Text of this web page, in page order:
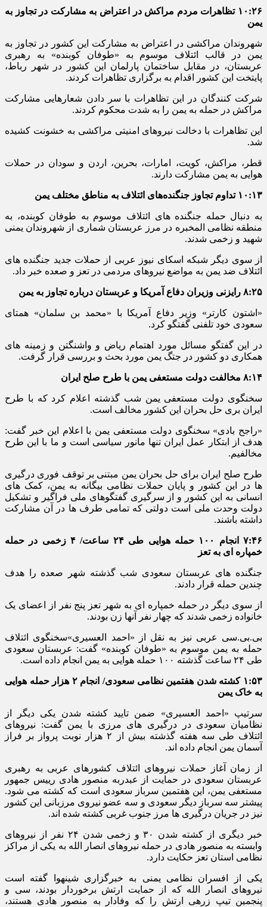
۱۰:۲۶ تظاهرات مردم مراکش در اعتراض به مشارکت در تجاوز به
یمن
شهروندان مراکشی در اعتراض به مشارکت این کشور در تجاوز به
یمن در قالب ائتلاف موسوم به «طوفان کوبنده» به رهبری
عربستان، در مقابل ساختمان پارلمان این کشور در شهر رباط،
پایتخت این کشور اقدام به برگزاری تظاهرات کردند.
شرکت کنندگان در این تظاهرات با سر دادن شعارهایی مشارکت
مراکش در حمله به یمن را به شدت محکوم کردند.
این تظاهرات با دخالت نیروهای امنیتی مراکشی به خشونت کشیده
شد.
قطر، مراکش، کویت، امارات، بحرین، اردن و سودان در حملات
هوایی به یمن مشارکت دارند.
۱۰:۱۳ تداوم تجاوز جنگنده‌های ائتلاف به مناطق مختلف یمن
به دنبال حمله جنگنده های ائتلاف موسوم به طوفان کوبنده، به
منطقه نظامی المخبره در مرز عربستان شماری از شهروندان یمنی
شهید و زخمی شدند.
از سوی دیگر شبکه اسکای نیوز عربی از حملات جدید جنگنده های
ائتلاف ضد یمن به مواضع نیروهای مردمی در تعز و صعده خبر داد.
۸:۲۵ رایزنی وزیران دفاع آمریکا و عربستان درباره تجاوز به یمن
«اشتون کارتر» وزیر دفاع آمریکا با «محمد بن سلمان» همتای
سعودی خود تلفنی گفتگو کرد.
در این گفتگو مسائل مورد اهتمام ریاض و واشنگتن و زمینه های
همکاری دو کشور در جتگ یمن مورد بحث و بررسی قرار گرفت.
۸:۱۴ مخالفت دولت مستعفی یمن با طرح صلح ایران
سخنگوی دولت مستعفی یمن شب گذشته اعلام کرد که با طرح
ایران بری حل بحران این کشور مخالف است.
«راجح بادی» سخنگوی دولت مستعفی یمن با اعلام این خبر گفت:
هدف از ابتکار عمل ایران تنها مانور سیاسی است و ما با این طرح
مخالفیم.
طرح صلح ایران برای حل بحران یمن مبتنی بر توقف فوری درگیری
ها در این کشور و پایان حملات نظامی بیگانه به یمن، کمک های
انسانی به این کشور و از سرگیری گفتگوهای ملی فراگیر و تشکیل
دولت وحدت ملی است دولتی که تمامی طرف ها در آن مشارکت
داشته باشند.
۷:۴۶ انجام ۱۰۰ حمله هوایی طی ۲۴ ساعت/ ۴ زخمی در حمله
خمپاره ای به تعز
جنگنده های عربستان سعودی شب گذشته شهر صعده را هدف
چندین حمله قرار دادند.
از سوی دیگر در حمله خمپاره ای به شهر تعز پنج نفر از اعضای یک
خانواده زخمی شدند که چهار نفر آنها زن بودند.
بی.بی.سی عربی نیز به نقل از «احمد العسیری»سخنگوی ائتلاف
حمله به یمن موسوم به «طوفان کوبنده» گفت: عربستان سعودی
طی ۲۴ ساعت گذشته ۱۰۰ حمله هوایی به یمن انجام داده است.
۱:۵۳ کشته شدن هفتمین نظامی سعودی/ انجام ۲ هزار حمله هوایی
به خاک یمن
سرتیپ «احمد العسیری» ضمن تایید کشته شدن یکی دیگر از
نظامیان سعودی در درگیری های مرزی با یمن گفت: نیروهای
ائتلاف طی سه هفته گذشته بیش از ۲ هزار نوبت پرواز بر فراز
آسمان یمن انجام داده اند.
از زمان آغاز حملات نیروهای ائتلاف کشورهای عربی به رهبری
عربستان سعودی در حمایت از عبدربه منصور هادی رییس جمهور
مستعفی یمن، این هفتمین سرباز سعودی است که کشته می شود.
پیشتر سه سرباز دیگر سعودی و سه عضو نیروی مرزبانی این کشور
نیز در جریان درگیری ها مرز جنوب غربی کشته شده اند.
خبر دیگری از کشته شدن ۳۰ و زخمی شدن ۲۴ نفر از نیروهای
وابسته به منصور هادی در حمله نیروهای انصار الله به یکی از مراکز
نظامی استان تعز حکایت دارد.
یکی از افسران نظامی یمنی به خبرگزاری شینهوا گفته است
نیروهای انصار الله که از حمایت ارتش برخوردار بودند، سی و
پنجمین تیپ زرهی ارتش را که وفادار به منصور هادی هستند،